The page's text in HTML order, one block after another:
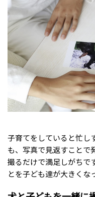
子育てをしていると忙し
も、写真で見返すことで
撮るだけで満足しがちで
とを子ども達が大きくな